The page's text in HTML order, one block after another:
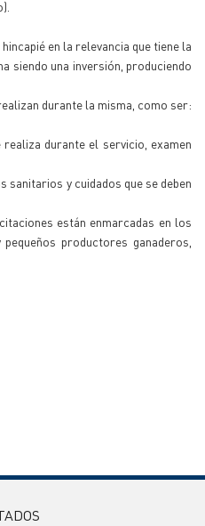
en la relevancia que tiene la
siendo una inversión, produciendo
durante la misma, como ser:
durante el servicio, examen
y cuidados que se deben
están enmarcadas en los
productores ganaderos,